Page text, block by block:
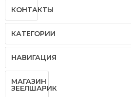
КОНТАКТЫ
КАТЕГОРИИ
НАВИГАЦИЯ
МАГАЗИН
ЗЕЕЛШАРИК